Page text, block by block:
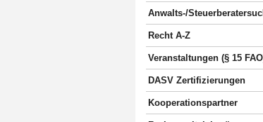
Anwalts-/
Recht A-Z
Veranstaltungen (§ 15
DASV Zertifizierungen
Kooperationspartner